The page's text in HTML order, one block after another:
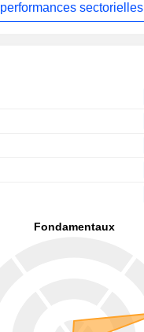
sectorielles